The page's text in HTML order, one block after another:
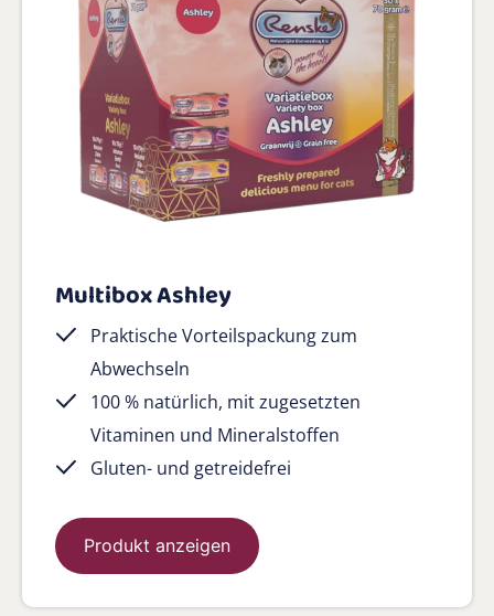
Multibox Ashley
Praktische Vorteilspackung zum
Abwechseln
100 % natürlich, mit zugesetzten
Vitaminen und Mineralstoffen
Gluten- und getreidefrei
Produkt anzeigen